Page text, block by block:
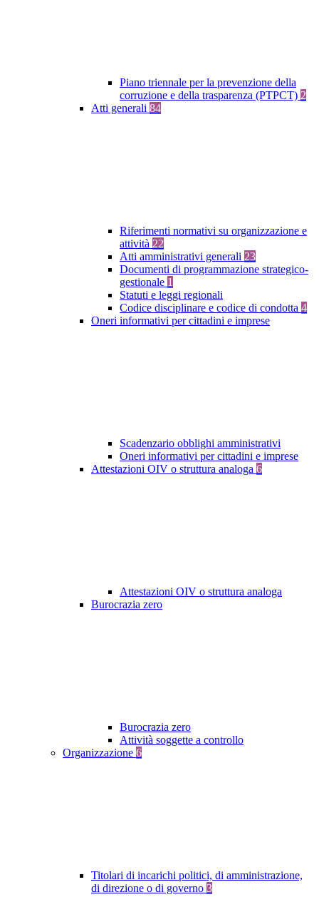
Piano triennale per la prevenzione della
corruzione e della trasparenza (PTPCT) 2
Atti generali 84
Riferimenti normativi su organizzazione e
attività 22
Atti amministrativi generali 23
Documenti di programmazione strategico-
gestionale 1
Statuti e leggi regionali
Codice disciplinare e codice di condotta 4
Oneri informativi per cittadini e imprese
Scadenzario obblighi amministrativi
Oneri informativi per cittadini e imprese
Attestazioni OIV o struttura analoga 6
Attestazioni OIV o struttura analoga
Burocrazia zero
Burocrazia zero
Attività soggette a controllo
Organizzazione 6
Titolari di incarichi politici, di amministrazione,
di direzione o di governo 3